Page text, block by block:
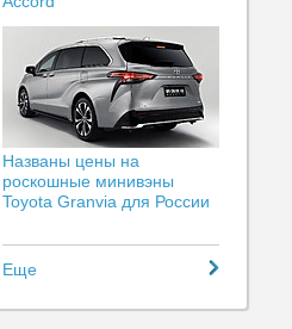
Названы цены на
роскошные минивэны
Toyota Granvia для России
Еще